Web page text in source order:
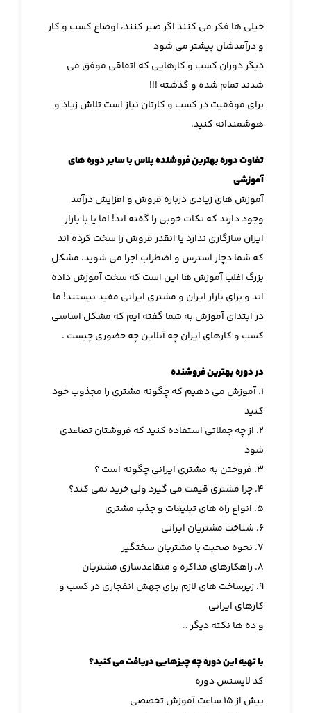
خیلی ها فکر می کنند اگر صبر کنند، اوضاع کسب و کار
و درآمدشان بیشتر می شود
دیگر دوران کسب و کارهایی که اتفاقی موفق می
شدند تمام شده و گذشته !!!
برای موفقیت در کسب و کارتان نیاز است تلاش زیاد و
هوشمندانه کنید.
تفاوت دوره بهترین فروشنده پلاس با سایر دوره های
آموزشی
آموزش های زیادی درباره فروش و افزایش درآمد
وجود دارند که نکات خوبی را گفته اند! اما یا با بازار
ایران سازگاری ندارد یا انقدر فروش را سخت کرده اند
که شما دچار استرس و اضطراب اجرا می شوید. مشکل
بزرگ اغلب آموزش ها این است که سخت آموزش داده
اند و برای بازار ایران و مشتری ایرانی مفید نیستند! ما
در ابتدای آموزش به شما گفته ایم که مشکل اساسی
کسب و کارهای ایران چه آنلاین چه حضوری چیست .
در دوره بهترین فروشنده
۱. آموزش می دهیم که چگونه مشتری را مجذوب خود
کنید
۲. از چه جملاتی استفاده کنید که فروشتان تصاعدی
شود
۳. فروختن به مشتری ایرانی چگونه است ؟
۴. چرا مشتری قیمت می گیرد ولی خرید نمی کند؟
۵. انواع راه های تبلیغات و جذب مشتری
۶. شناخت مشتریان ایرانی
۷. نحوه صحبت با مشتریان سختگیر
۸. راهکارهای مذاکره و متقاعدسازی مشتریان
۹. زیرساخت های لازم برای جهش انفجاری در کسب و
کارهای ایرانی
و ده ها نکته دیگر …
با تهیه این دوره چه چیزهایی دریافت می کنید؟
کد لایسنس دوره
بیش از ۱۵ ساعت آموزش تخصصی